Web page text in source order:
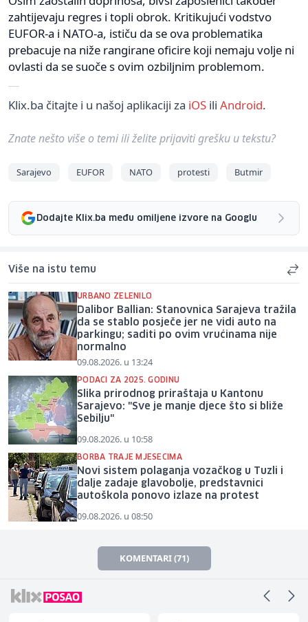
zahtijevaju regres i topli obrok. Kritikujući vodstvo
EUFOR-a i NATO-a, ističu da se ova problematika
prebacuje na niže rangirane oficire koji nemaju volje ni
ovlasti da se suoče s ovim ozbiljnim problemom.
Klix.ba čitajte i u našoj aplikaciji za iOS ili Android.
Znate nešto više o temi ili želite prijaviti grešku u tekstu?
Sarajevo EUFOR NATO protesti Butmir
Dodajte Klix.ba među omiljene izvore na Googlu
Više na istu temu
URBANO ZELENILO
Dalibor Ballian: Stanovnica Sarajeva tražila
da se stablo posječe jer ne vidi auto na
parkingu; saditi po ovim vrućinama nije
normalno
09.08.2026. u 13:24
PODACI ZA 2025. GODINU
Slika prirodnog priraštaja u Kantonu
Sarajevo: "Sve je manje djece što si bliže
Sebilju"
09.08.2026. u 10:58
BORBA TRAJE MJESECIMA
Novi sistem polaganja vozačkog u Tuzli i
dalje zadaje glavobolje, predstavnici
autoškola ponovo izlaze na protest
09.08.2026. u 08:50
KOMENTARI (71)